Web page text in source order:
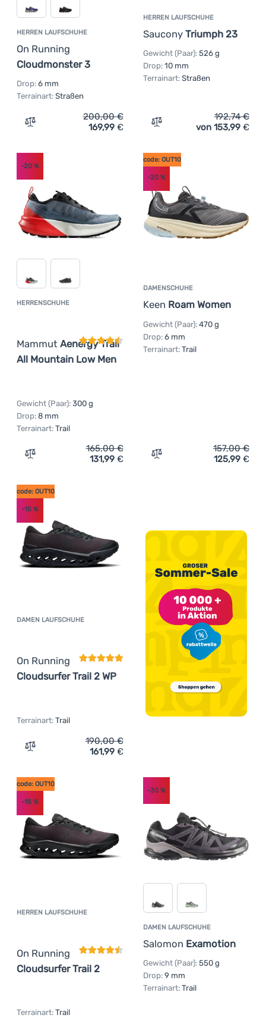
HERREN LAUFSCHUHE
On Running
Cloudmonster 3
Drop: 6 mm
Terrainart: Straßen
Zum Vergleich 'Herren Laufschuhe On Running
200,00€
169,99 €
HERREN LAUFSCHUHE
Saucony Triumph 23
Gewicht (Paar): 526 g
Drop: 10 mm
Terrainart: Straßen
Zum Vergleich 'Herren
192,74€
von 153,99 €
HERRENSCHUHE
Mammut Aenergy Trail
All Mountain Low Men
Kundenbewertung
-20 %
Gewicht (Paar): 300 g
Drop: 8 mm
Terrainart: Trail
Zum Vergleich 'Herrenschuhe Mammut Aenergy Trail
165,00€
131,99 €
DAMENSCHUHE
Keen Roam Women
code: OUT10
-20%
Gewicht (Paar): 470 g
Drop: 6 mm
Terrainart: Trail
Zum Vergleich
157,00€
125,99 €
DAMEN LAUFSCHUHE
On Running
Cloudsurfer Trail 2 WP
Kundenbewertung
code: OUT10
-15 %
Terrainart: Trail
Zum Vergleich 'Damen Laufschuhe On Running
190,00€
161,99 €
HERREN LAUFSCHUHE
On Running
Cloudsurfer Trail 2
Kundenbewertung
code: OUT10
-15 %
Terrainart: Trail
DAMEN LAUFSCHUHE
Salomon Examotion
-30%
Gewicht (Paar): 550 g
Drop: 9 mm
Terrainart: Trail